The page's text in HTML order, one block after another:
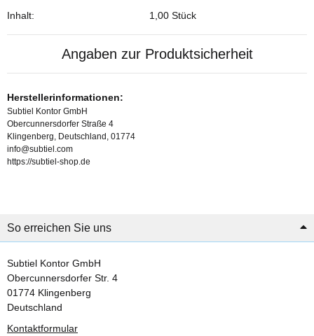
Inhalt:
1,00 Stück
Angaben zur Produktsicherheit
Herstellerinformationen:
Subtiel Kontor GmbH
Obercunnersdorfer Straße 4
Klingenberg, Deutschland, 01774
info@subtiel.com
https://subtiel-shop.de
So erreichen Sie uns
Subtiel Kontor GmbH
Obercunnersdorfer Str. 4
01774 Klingenberg
Deutschland
Kontaktformular